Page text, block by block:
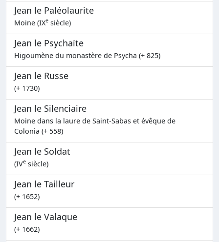
Jean le Paléolaurite
Moine (IXe siècle)
Jean le Psychaïte
Higoumène du monastère de Psycha (+ 825)
Jean le Russe
(+ 1730)
Jean le Silenciaire
Moine dans la laure de Saint-Sabas et évêque de
Colonia (+ 558)
Jean le Soldat
(IVe siècle)
Jean le Tailleur
(+ 1652)
Jean le Valaque
(+ 1662)